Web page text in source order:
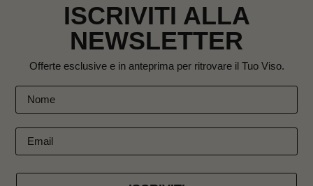
ISCRIVITI ALLA
NEWSLETTER
Offerte esclusive e in anteprima per ritrovare il Tuo Viso.